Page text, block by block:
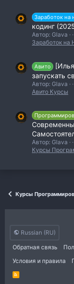
Заработок на
кодинг
Автор: Glava
Заработок на
Авито
запускать
Автор: Glava
Авито Курсы
Автор: Glava
Курсы
Курсы
Russian (RU)
Обратная связь
Условия и правила
R